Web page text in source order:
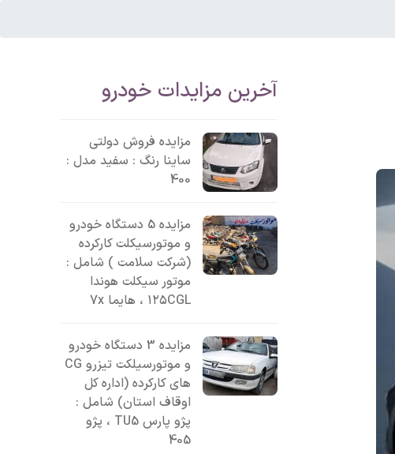
آخرین مزایدات خودرو
مزایده فروش دولتی
ساینا رنگ : سفید مدل :
400
مزایده 5 دستگاه خودرو
و موتورسیکلت کارکرده
(شرکت سلامت ) شامل :
موتور سیکلت هوندا
۱۲۵CGL ، هایما 7x
مزایده 3 دستگاه خودرو
و موتورسیلکت تیزرو CG
های کارکرده (اداره کل
اوقاف استان) شامل :
پژو پارس TU5 ، پژو
405